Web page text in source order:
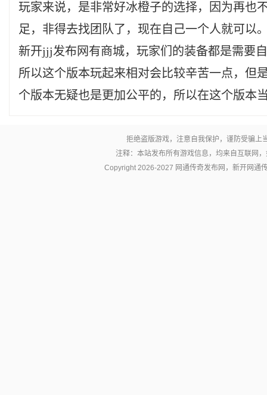
玩家来说，是非常好冰橙子的选择，因为再也
足，非得去找团队了，现在自己一个人就可以
新开jjj发布网有商城，玩家们的装备都是需要
所以这个版本玩起来相对会比较辛苦一点，但
个版本无疑也是更加公平的，所以在这个版本
拒绝盗版游戏，注意自我保护，谨防受骗上
注释：本站发布所有游戏信息，均来自互联网
Copyright 2026-2027 网通传奇发布网，新开网通